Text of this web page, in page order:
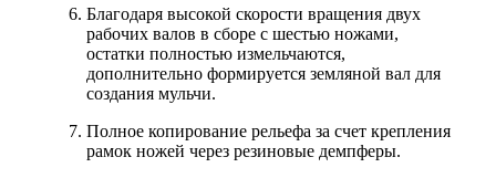
Благодаря высокой скорости вращения двух
рабочих валов в сборе с шестью ножами,
остатки полностью измельчаются,
дополнительно формируется земляной вал для
создания мульчи.
Полное копирование рельефа за счет крепления
рамок ножей через резиновые демпферы.